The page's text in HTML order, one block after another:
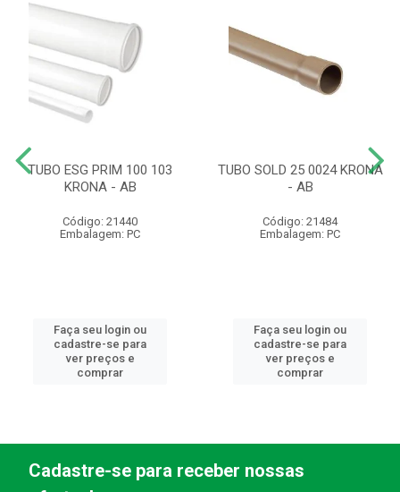
TUBO ESG PRIM 100 103
KRONA - AB
Código: 21440
Embalagem: PC
Faça seu login ou
cadastre-se para
ver preços e
comprar
TUBO SOLD 25 0024 KRONA
- AB
Código: 21484
Embalagem: PC
Faça seu login ou
cadastre-se para
ver preços e
comprar
Cadastre-se para receber nossas